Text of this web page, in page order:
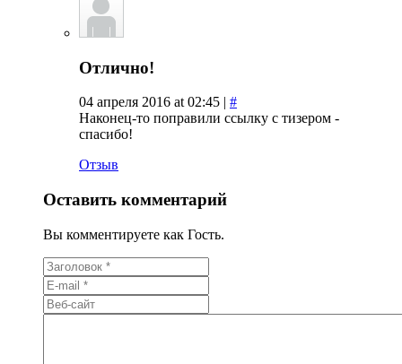
Отлично!
04 апреля 2016 at 02:45 | #
Наконец-то поправили ссылку с тизером -
спасибо!
Отзыв
Оставить комментарий
Вы комментируете как Гость.